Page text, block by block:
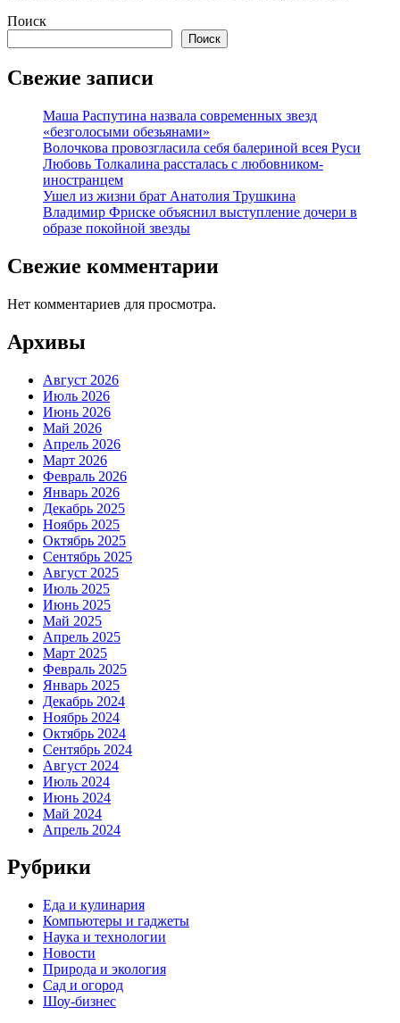
Поиск
Поиск
Свежие записи
Маша Распутина назвала современных звезд
«безголосыми обезьянами»
Волочкова провозгласила себя балериной всея Руси
Любовь Толкалина рассталась с любовником-
иностранцем
Ушел из жизни брат Анатолия Трушкина
Владимир Фриске объяснил выступление дочери в
образе покойной звезды
Свежие комментарии
Нет комментариев для просмотра.
Архивы
Август 2026
Июль 2026
Июнь 2026
Май 2026
Апрель 2026
Март 2026
Февраль 2026
Январь 2026
Декабрь 2025
Ноябрь 2025
Октябрь 2025
Сентябрь 2025
Август 2025
Июль 2025
Июнь 2025
Май 2025
Апрель 2025
Март 2025
Февраль 2025
Январь 2025
Декабрь 2024
Ноябрь 2024
Октябрь 2024
Сентябрь 2024
Август 2024
Июль 2024
Июнь 2024
Май 2024
Апрель 2024
Рубрики
Еда и кулинария
Компьютеры и гаджеты
Наука и технологии
Новости
Природа и экология
Сад и огород
Шоу-бизнес